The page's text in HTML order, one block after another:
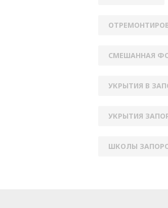
СМЕШАННАЯ
УКРЫТИЯ В
УКРЫТИЯ
ШКОЛЫ